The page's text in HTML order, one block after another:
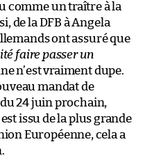
comme un traître à la
de la DFB à Angela
ont assuré que
faire passer un
n’est vraiment dupe.
mandat de
24 juin prochain,
issu de la plus grande
Européenne, cela a